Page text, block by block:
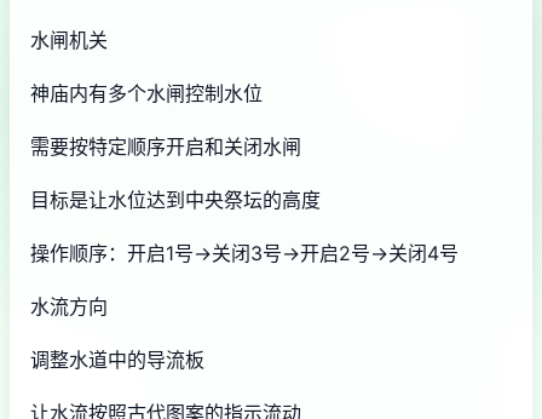
水闸机关
神庙内有多个水闸控制水位
需要按特定顺序开启和关闭水闸
目标是让水位达到中央祭坛的高度
操作顺序：开启1号→关闭3号→开启2号→关闭4号
水流方向
调整水道中的导流板
让水流按照古代图案的指示流动